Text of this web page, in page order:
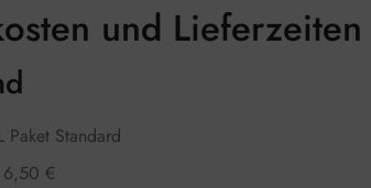
und Lieferzeiten
Paket Standard
6,50 €